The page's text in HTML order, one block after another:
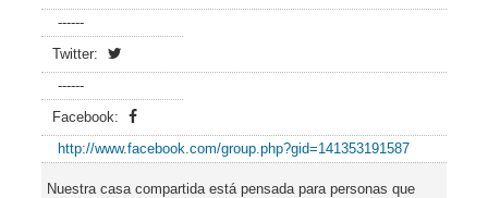
------
Twitter:
------
Facebook:
http://www.facebook.com/group.php?gid=141353191587
Nuestra casa compartida está pensada para personas que